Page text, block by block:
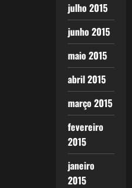
julho 2015
junho 2015
maio 2015
abril 2015
março 2015
fevereiro
2015
janeiro
2015